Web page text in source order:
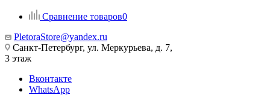
Сравнение товаров0
PletoraStore@yandex.ru
Санкт-Петербург, ул. Меркурьева, д. 7,
3 этаж
Вконтакте
WhatsApp